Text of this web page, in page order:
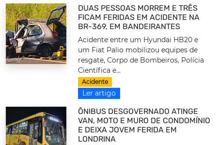
DUAS PESSOAS MORREM E TRÊS
FICAM FERIDAS EM ACIDENTE NA
BR-369, EM BANDEIRANTES
Acidente entre um Hyundai HB20 e
um Fiat Palio mobilizou equipes de
resgate, Corpo de Bombeiros, Polícia
Científica e...
Acidente
Ler artigo
ÔNIBUS DESGOVERNADO ATINGE
VAN, MOTO E MURO DE CONDOMÍNIO
E DEIXA JOVEM FERIDA EM
LONDRINA